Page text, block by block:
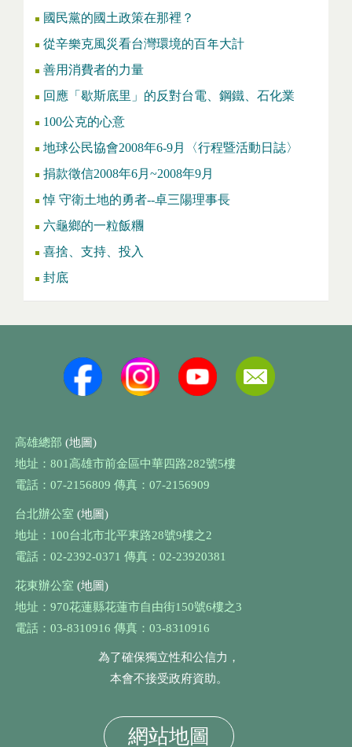
國民黨的國土政策在那裡？
從辛樂克風災看台灣環境的百年大計
善用消費者的力量
回應「歇斯底里」的反對台電、鋼鐵、石化業
100公克的心意
地球公民協會2008年6-9月〈行程暨活動日誌〉
捐款徵信2008年6月~2008年9月
悼 守衛土地的勇者--卓三陽理事長
六龜鄉的一粒飯糰
喜捨、支持、投入
封底
高雄總部 (地圖)
地址：801高雄市前金區中華四路282號5樓
電話：07-2156809 傳真：07-2156909
台北辦公室 (地圖)
地址：100台北市北平東路28號9樓之2
電話：02-2392-0371 傳真：02-23920381
花東辦公室 (地圖)
地址：970花蓮縣花蓮市自由街150號6樓之3
電話：03-8310916 傳真：03-8310916
為了確保獨立性和公信力，
本會不接受政府資助。
網站地圖